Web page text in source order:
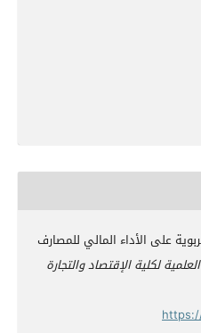
على الأداء المالي للمصارف
لكلية الإقتصاد والتجارة